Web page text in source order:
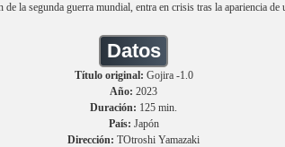
de la segunda guerra mundial, entra en crisis tras la apariencia de
Datos
Título original: Gojira -1.0
Año: 2023
Duración: 125 min.
País: Japón
Dirección: TOtroshi Yamazaki